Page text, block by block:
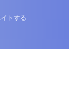
トする